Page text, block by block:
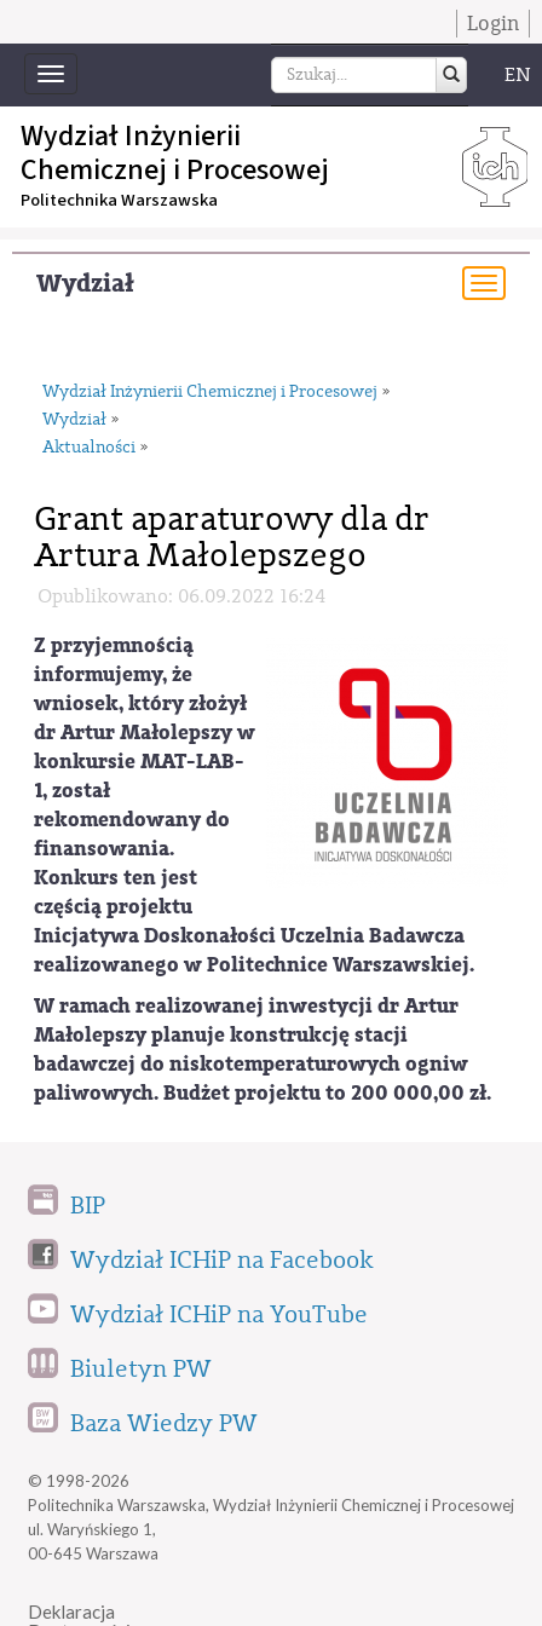
Login
Toggle
navigation
EN
Wydział Inżynierii
Chemicznej i Procesowej
Politechnika Warszawska
Wydział
Wydział Inżynierii Chemicznej i Procesowej »
Wydział »
Aktualności »
Grant aparaturowy dla dr
Artura Małolepszego
Opublikowano: 06.09.2022 16:24
Z przyjemnością
informujemy, że
wniosek, który złożył
dr Artur Małolepszy w
konkursie MAT-LAB-
1, został
rekomendowany do
finansowania.
Konkurs ten jest
częścią projektu
Inicjatywa Doskonałości Uczelnia Badawcza
realizowanego w Politechnice Warszawskiej.
W ramach realizowanej inwestycji dr Artur
Małolepszy planuje konstrukcję stacji
badawczej do niskotemperaturowych ogniw
paliwowych. Budżet projektu to 200 000,00 zł.
BIP
Wydział ICHiP na Facebook
Wydział ICHiP na YouTube
Biuletyn PW
Baza Wiedzy PW
© 1998-2026
Politechnika Warszawska, Wydział Inżynierii Chemicznej i Procesowej
ul. Waryńskiego 1,
00-645 Warszawa
Deklaracja